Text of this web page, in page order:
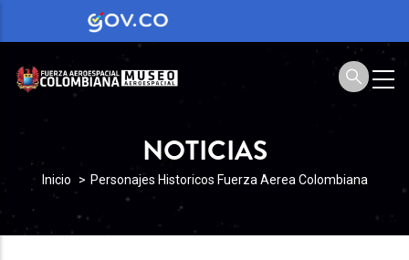
NOTICIAS
SOBRESCRIBIR
ENLACES
DE
Inicio Personajes Historicos Fuerza Aerea Colombiana